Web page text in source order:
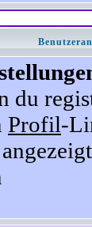
du
Profil-